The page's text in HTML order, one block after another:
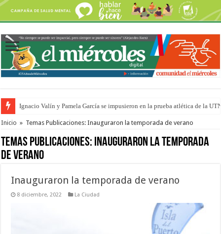
Ignacio Valín y Pamela García se impusieron en la prueba atlética de la
Traigo el litoral en mi canción: 100 años de Aníbal Sampayo
Inicio » Temas Publicaciones: Inauguraron la temporada de verano
Temas Publicaciones: Inauguraron la temporada
de verano
Inauguraron la temporada de verano
8 diciembre, 2022 La Ciudad